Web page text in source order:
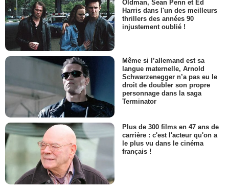
Oldman, Sean Penn et Ed
Harris dans l'un des meilleurs
thrillers des années 90
injustement oublié !
Même si l’allemand est sa
langue maternelle, Arnold
Schwarzenegger n’a pas eu le
droit de doubler son propre
personnage dans la saga
Terminator
Plus de 300 films en 47 ans de
carrière : c'est l'acteur qu'on a
le plus vu dans le cinéma
français !